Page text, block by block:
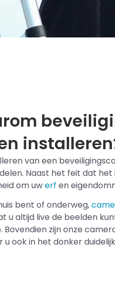
van een
Naast het feit dat
om uwerf en
bent of onderweg,
u altijd live de beelden
Bovendien zijn onze
u ook in het donker